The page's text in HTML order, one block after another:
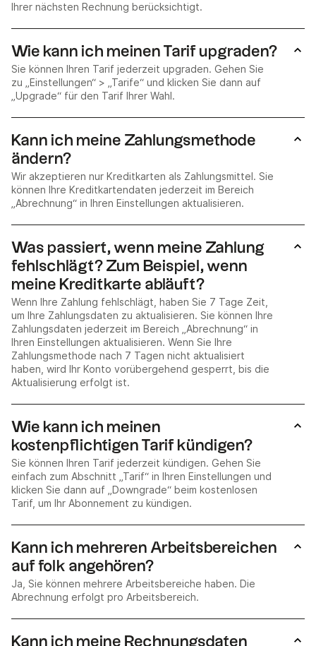
Ihrer nächsten Rechnung berücksichtigt.
Wie kann ich meinen Tarif upgraden?
Sie können Ihren Tarif jederzeit upgraden. Gehen Sie
zu „Einstellungen“ > „Tarife“ und klicken Sie dann auf
„Upgrade“ für den Tarif Ihrer Wahl.
Kann ich meine Zahlungsmethode
ändern?
Wir akzeptieren nur Kreditkarten als Zahlungsmittel. Sie
können Ihre Kreditkartendaten jederzeit im Bereich
„Abrechnung“ in Ihren Einstellungen aktualisieren.
Was passiert, wenn meine Zahlung
fehlschlägt? Zum Beispiel, wenn
meine Kreditkarte abläuft?
Wenn Ihre Zahlung fehlschlägt, haben Sie 7 Tage Zeit,
um Ihre Zahlungsdaten zu aktualisieren. Sie können Ihre
Zahlungsdaten jederzeit im Bereich „Abrechnung“ in
Ihren Einstellungen aktualisieren. Wenn Sie Ihre
Zahlungsmethode nach 7 Tagen nicht aktualisiert
haben, wird Ihr Konto vorübergehend gesperrt, bis die
Aktualisierung erfolgt ist.
Wie kann ich meinen
kostenpflichtigen Tarif kündigen?
Sie können Ihren Tarif jederzeit kündigen. Gehen Sie
einfach zum Abschnitt „Tarif“ in Ihren Einstellungen und
klicken Sie dann auf „Downgrade“ beim kostenlosen
Tarif, um Ihr Abonnement zu kündigen.
Kann ich mehreren Arbeitsbereichen
auf folk angehören?
Ja, Sie können mehrere Arbeitsbereiche haben. Die
Abrechnung erfolgt pro Arbeitsbereich.
Kann ich meine Rechnungsdaten